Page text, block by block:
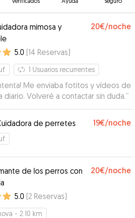
mimosa y
20€/noche
5.0 (14 Reservas)
1 Usuarios recurrentes
Me enviaba fotitos y vídeos de
mi perrita a diario. Volveré a contactar sin duda.”
de perretes 19€/noche
de los perros con
20€/noche
5.0 (2 Reservas)
- 2.10 km